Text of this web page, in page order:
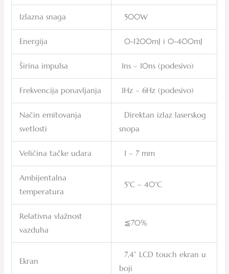
Izlazna snaga 500W
Energija 0-1200mJ i 0-400mJ
Širina impulsa 1ns – 10ns (podesivo)
Frekvencija ponavljanja 1Hz – 6Hz (podesivo)
Način emitovanja
svetlosti
Direktan izlaz laserskog
snopa
Veličina tačke udara 1 – 7 mm
Ambijentalna
temperatura
5°C – 40°C
Relativna vlažnost
vazduha
≦70%
Ekran
7,4” LCD touch ekran u
boji